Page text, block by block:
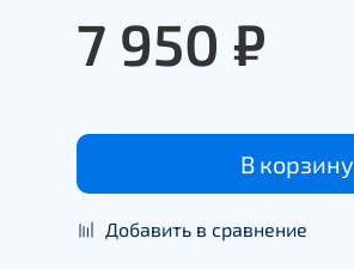
7 950 ₽
В корзину
Добавить в сравнение